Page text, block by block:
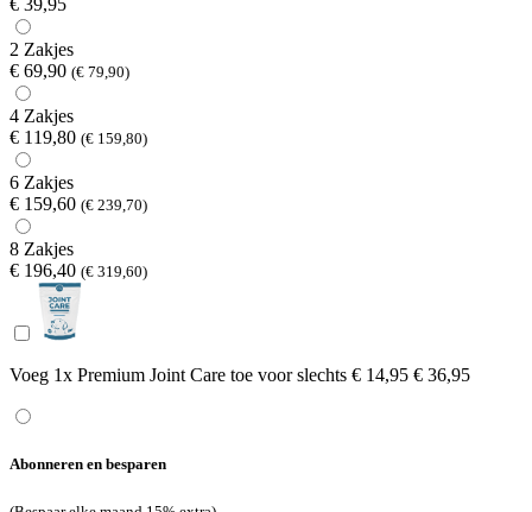
2 Zakjes
€ 69,90 (€ 79,90)
4 Zakjes
€ 119,80 (€ 159,80)
6 Zakjes
€ 159,60 (€ 239,70)
8 Zakjes
€ 196,40 (€ 319,60)
Voeg 1x Premium Joint Care toe voorslechts € 14,95 € 36,95
Abonneren en besparen